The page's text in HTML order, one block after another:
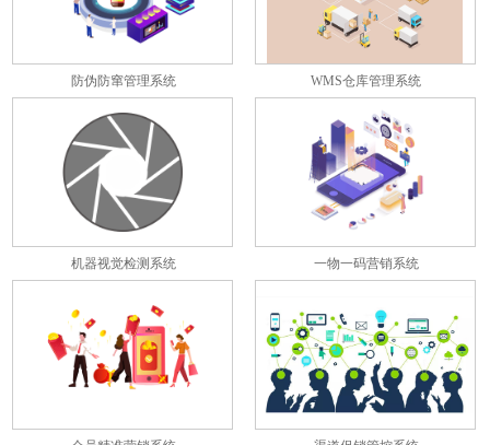
防伪防窜管理系统 WMS仓库管理系统
机器视觉检测系统 一物一码营销系统